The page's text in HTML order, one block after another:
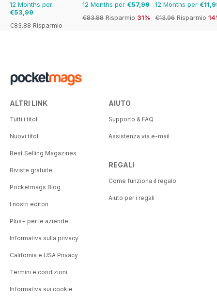
12 Months per
€53,99
€83.88 Risparmio
12 Months per €57,99
€83.88 Risparmio 31%
12 Months per
€13.96 Risparmio
ALTRI LINK
Tutti i titoli
Nuovi titoli
Best Selling Magazines
Riviste gratuite
Pocketmags Blog
I nostri editori
Plus+ per le aziende
Informativa sulla privacy
California e USA Privacy
Termini e condizioni
Informativa sui cookie
AIUTO
Supporto & FAQ
Assistenza via e-mail
REGALI
Come funziona il regalo
Aiuto per i regali